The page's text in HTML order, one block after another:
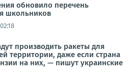
обновило перечень
школьников
производить ракеты для
территории, даже если страна
на них, — пишут украинские